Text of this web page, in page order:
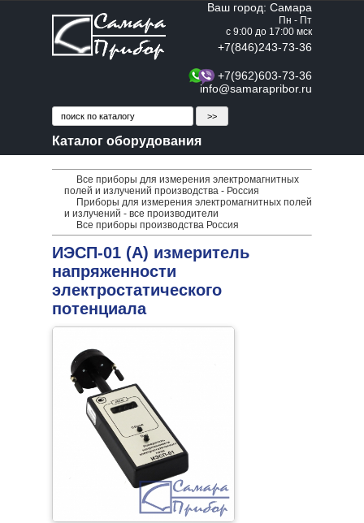
Ваш город: Самара
Пн - Пт
с 9:00 до 17:00 мск
+7(846)243-73-36
+7(962)603-73-36
info@samarapribor.ru
Каталог оборудования
Все приборы для измерения электромагнитных
полей и излучений производства - Россия
Приборы для измерения электромагнитных полей
и излучений - все производители
Все приборы производства Россия
ИЭСП-01 (А) измеритель
напряженности
электростатического
потенциала